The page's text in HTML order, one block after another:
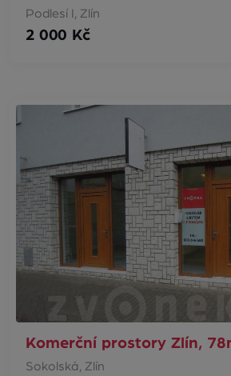
Podlesí I, Zlín
2 000 Kč
Komerční prostory Zlín,
Sokolská, Zlín